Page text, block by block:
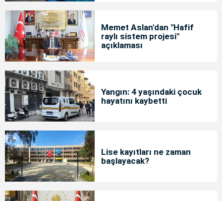
Memet Aslan'dan "Hafif
raylı sistem projesi"
açıklaması
Yangın: 4 yaşındaki çocuk
hayatını kaybetti
Lise kayıtları ne zaman
başlayacak?